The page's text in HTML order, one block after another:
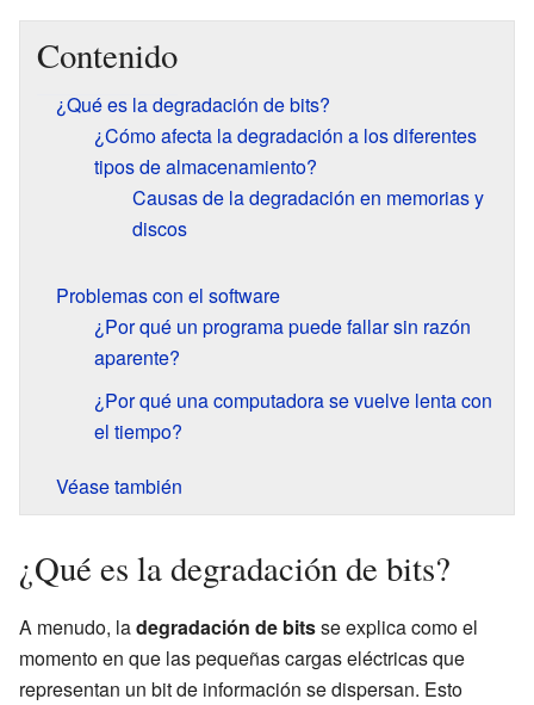
Contenido
¿Qué es la degradación de bits?
¿Cómo afecta la degradación a los diferentes
tipos de almacenamiento?
Causas de la degradación en memorias y
discos
Problemas con el software
¿Por qué un programa puede fallar sin razón
aparente?
¿Por qué una computadora se vuelve lenta con
el tiempo?
Véase también
¿Qué es la degradación de bits?
A menudo, ladegradación de bitsse explica como el
momento en que las pequeñas cargas eléctricas que
representan un bit de información se dispersan. Esto